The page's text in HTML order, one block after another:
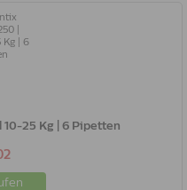
25 Kg | 6 Pipetten